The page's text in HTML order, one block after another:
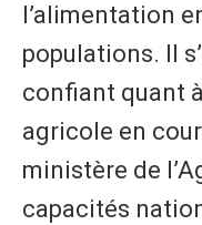
l’alimentation
populations. Il
confiant quant
agricole en
ministère de
capacités